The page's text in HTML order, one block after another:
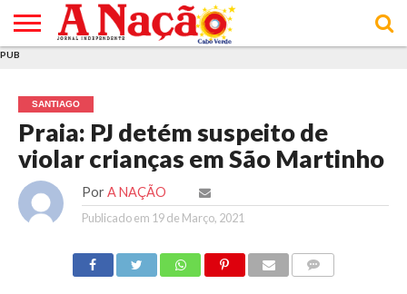
E DE
COOKIES
DE
UTILIZAÇÃO
PUB
SANTIAGO
Praia: PJ detém suspeito de
violar crianças em São Martinho
Por A NAÇÃO
Publicado em 19 de Março, 2021